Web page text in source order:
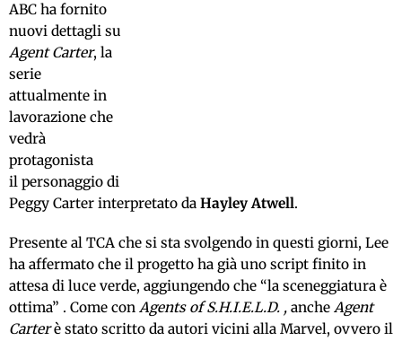
ABC ha fornito
nuovi dettagli su
Agent Carter, la
serie
attualmente in
lavorazione che
vedrà
protagonista
il personaggio di
Peggy Carter interpretato da Hayley Atwell.
Presente al TCA che si sta svolgendo in questi giorni, Lee
ha affermato che il progetto ha già uno script finito in
attesa di luce verde, aggiungendo che “la sceneggiatura è
ottima” . Come con Agents of S.H.I.E.L.D. , anche Agent
Carterè stato scritto da autori vicini alla Marvel, ovvero il